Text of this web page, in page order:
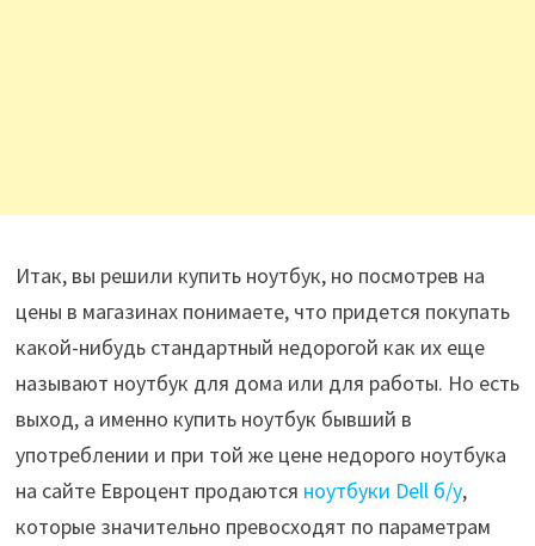
Итак, вы решили купить ноутбук, но посмотрев на
цены в магазинах понимаете, что придется покупать
какой-нибудь стандартный недорогой как их еще
называют ноутбук для дома или для работы. Но есть
выход, а именно купить ноутбук бывший в
употреблении и при той же цене недорого ноутбука
на сайте Евроцент продаются ноутбуки Dell б/у,
которые значительно превосходят по параметрам